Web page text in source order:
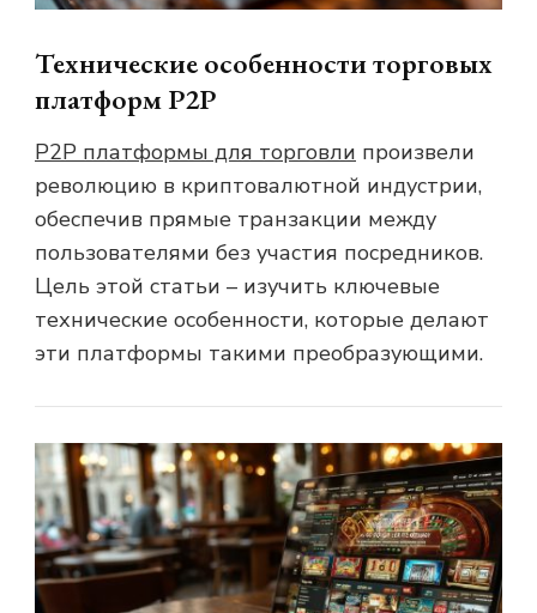
Технические особенности торговых
платформ P2P
P2P платформы для торговли произвели
революцию в криптовалютной индустрии,
обеспечив прямые транзакции между
пользователями без участия посредников.
Цель этой статьи – изучить ключевые
технические особенности, которые делают
эти платформы такими преобразующими.